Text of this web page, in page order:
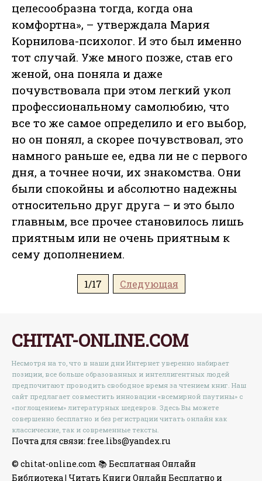
целесообразна тогда, когда она
комфортна», – утверждала Мария
Корнилова-психолог. И это был именно
тот случай. Уже много позже, став его
женой, она поняла и даже
почувствовала при этом легкий укол
профессиональному самолюбию, что
все то же самое определило и его выбор,
но он понял, а скорее почувствовал, это
намного раньше ее, едва ли не с первого
дня, а точнее ночи, их знакомства. Они
были спокойны и абсолютно надежны
относительно друг друга – и это было
главным, все прочее становилось лишь
приятным или не очень приятным к
сему дополнением.
1/17 Следующая
CHITAT-ONLINE.COM
Несмотря на то, что в наши дни Интернет уверенно набирает
позиции, все больше образованных и интеллигентных людей
предпочитают проводить свободное время за чтением книг. Наш
сайт предлагает совместить инновации «всемирной паутины» с
«поглощением» литературных шедевров. Здесь Вы можете
совершенно бесплатно и без регистрации читать онлайн как
классические, так и современные тексты.
Почта для связи: free.libs@yandex.ru
© chitat-online.com 📚 Бесплатная Онлайн
Библиотека | Читать Книги Онлайн Бесплатно и